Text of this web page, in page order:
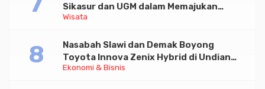
Wisata
Sikasur dan UGM dalam Memajukan
Wisata serta UMKM Lokal
Ekonomi & Bisnis
Nasabah Slawi dan Demak Boyong
Toyota Innova Zenix Hybrid di Undian
Tabungan Bima Bank Jateng